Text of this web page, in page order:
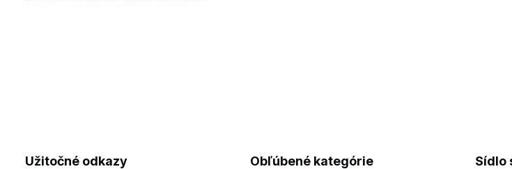
Užitočné odkazy Obľúbené kategórie Sídlo